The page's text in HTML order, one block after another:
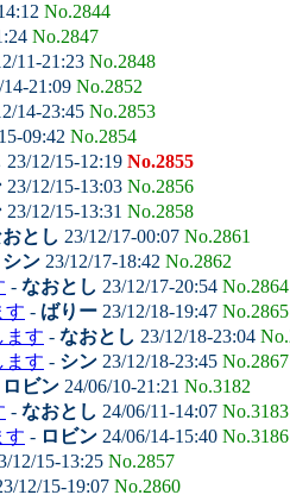
No.2844
No.2847
11-21:23 No.2848
14-21:09 No.2852
14-23:45 No.2853
09:42 No.2854
23/12/15-12:19 No.2855
23/12/15-13:03 No.2856
23/12/15-13:31 No.2858
とし 23/12/17-00:07 No.2861
シン 23/12/17-18:42 No.2862
- なおとし 23/12/17-20:54 No.2864
す - ばりー 23/12/18-19:47 No.2865
ます - なおとし 23/12/18-23:04
ます - シン 23/12/18-23:45 No.2867
ロビン 24/06/10-21:21 No.3182
- なおとし 24/06/11-14:07 No.3183
す - ロビン 24/06/14-15:40 No.3186
12/15-13:25 No.2857
12/15-19:07 No.2860